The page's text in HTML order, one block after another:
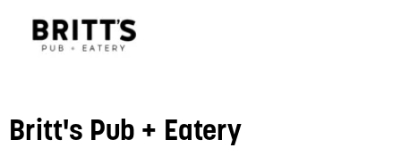
Britt's Pub + Eatery